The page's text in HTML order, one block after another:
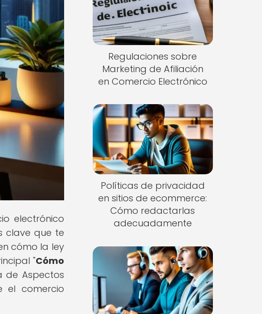
electrónico
clave que te
cómo la ley
"Cómo
de Aspectos
el comercio
Regulaciones sobre
Marketing de Afiliación
en Comercio Electrónico
Políticas de privacidad
en sitios de ecommerce:
Cómo redactarlas
adecuadamente